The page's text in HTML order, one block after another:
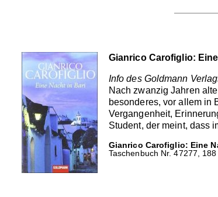
Gianrico Carofiglio:
Info des Goldmann
Nach zwanzig Jahren
besonderes, vor allem in
Vergangenheit,
Student, der meint, dass
Gianrico Carofiglio: Eine
Taschenbuch Nr. 47277,